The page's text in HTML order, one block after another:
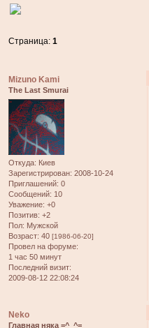
Страница:1
Mizuno Kami
The Last Smurai
Откуда: Киев
Зарегистрирован: 2008-10-24
Приглашений: 0
Сообщений: 10
Уважение: +0
Позитив: +2
Пол: Мужской
Возраст: 40 [1986-06-20]
Провел на форуме:
1 час 50 минут
Последний визит:
2009-08-12 22:08:24
Neko
Главная няка =^_^=